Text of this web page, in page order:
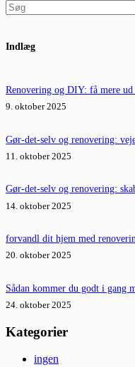
resultater
Indlæg
Renovering og DIY: få mere
9. oktober 2025
Gør-det-selv og renovering:
11. oktober 2025
Gør-det-selv og renovering:
14. oktober 2025
forvandl dit hjem med
20. oktober 2025
Sådan kommer du godt i gang
24. oktober 2025
Kategorier
ingen